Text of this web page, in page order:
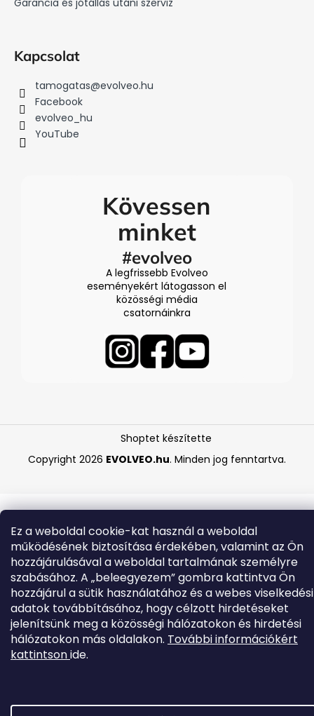
Ez a weboldal cookie-kat használ a weboldal
működésének biztosítása érdekében, valamint az Ön
hozzájárulásával a weboldal tartalmának személyre
szabásához. A „beleegyezem” gombra kattintva Ön
hozzájárul a sütik használatához és a webes viselkedési
adatok továbbításához, hogy célzott hirdetéseket
jelenítsünk meg a közösségi hálózatokon és hirdetési
hálózatokon más oldalakon. További információkért
kattintsonide.
Garancia és jótállás utáni szerviz
Kapcsolat
tamogatas@evolveo.hu
Facebook
evolveo_hu
YouTube
Kövessen
minket
#evolveo
A legfrissebb Evolveo
eseményekért látogasson el
közösségi média
csatornáinkra
Shoptet készítette
Copyright 2026 EVOLVEO.hu. Minden jog fenntartva.